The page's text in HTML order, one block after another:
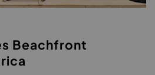
Beachfront